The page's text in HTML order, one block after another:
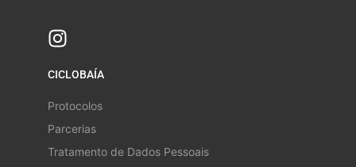
CICLOBAÍA
Protocolos
Parcerias
Tratamento de Dados Pessoais